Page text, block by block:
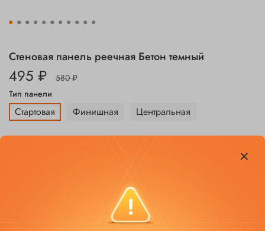
Стеновая панель реечная Бетон темный
495 ₽
580 ₽
Тип панели
Стартовая Финишная Центральная
Добавить в сравнение